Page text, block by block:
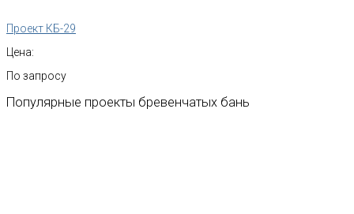
Проект КБ-29
Цена:
По запросу
Популярные проекты бревенчатых бань